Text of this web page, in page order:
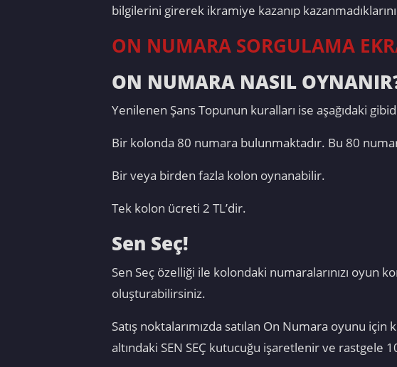
bilgilerini girerek ikramiye kazanıp
ON NUMARA SORGULAMA
ON NUMARA NASIL
Yenilenen Şans Topunun kuralları ise aşağıdaki
Bir kolonda 80 numara bulunmaktadır. Bu 80
Bir veya birden fazla kolon oynanabilir.
Tek kolon ücreti 2 TL’dir.
Sen Seç!
Sen Seç özelliği ile kolondaki numaralarınızı oyun
oluşturabilirsiniz.
Satış noktalarımızda satılan On Numara oyunu
altındaki SEN SEÇ kutucuğu işaretlenir ve rastgele